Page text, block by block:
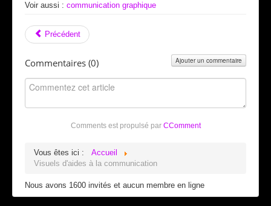
Voir aussi : communication graphique
Précédent
Commentaires (0) Ajouter un commentaire
Comments est propulsé par CComment
Vous êtes ici :
Accueil
Visuels d'aides à la communication
Nous avons 1600 invités et aucun membre en ligne